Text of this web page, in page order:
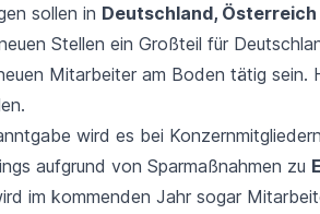
sollen in Deutschland,
Stellen ein Großteil für
Mitarbeiter am Boden tätig sein.
wird es bei
aufgrund von Sparmaßnahmen zu
im kommenden Jahr sogar